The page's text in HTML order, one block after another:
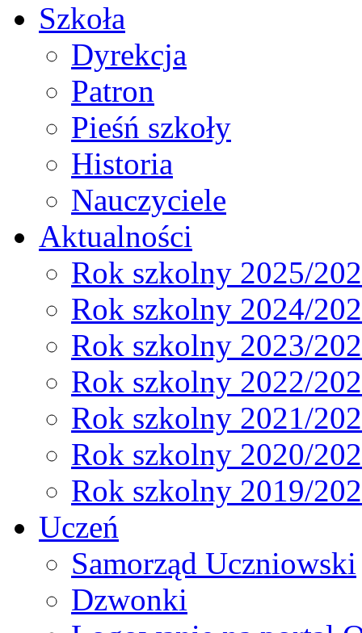
Szkoła
Dyrekcja
Patron
Pieśń szkoły
Historia
Nauczyciele
Aktualności
Rok szkolny 2025/
Rok szkolny 2024/
Rok szkolny 2023/
Rok szkolny 2022/
Rok szkolny 2021/
Rok szkolny 2020/
Rok szkolny 2019/
Uczeń
Samorząd Uczniowski
Dzwonki